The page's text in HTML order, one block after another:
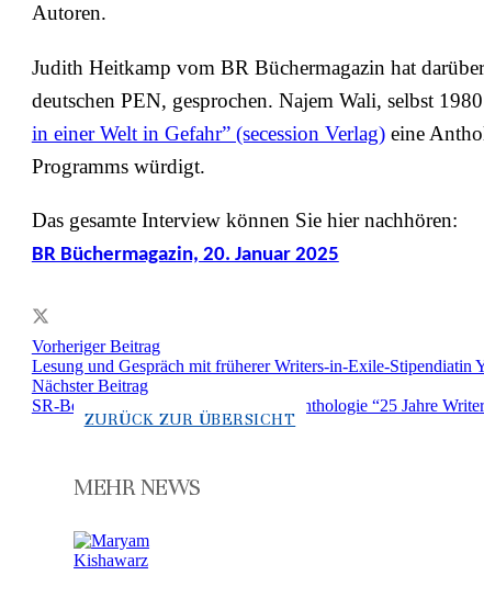
Autoren.
Judith Heitkamp vom BR Büchermagazin hat
deutschen PEN, gesprochen. Najem Wali, selbst
in einer Welt in Gefahr” (secession Verlag)eine
Programms würdigt.
Das gesamte Interview können Sie hier nachhören:
BR Büchermagazin, 20. Januar 2025
Vorheriger Beitrag
Lesung und Gespräch mit früherer Writers-in-Exile-Stipendiatin
Nächster Beitrag
SR-Beitrag über die Writers-in-Exile-Anthologie “25 Jahre
ZURÜCK ZUR ÜBERSICHT
MEHR NEWS